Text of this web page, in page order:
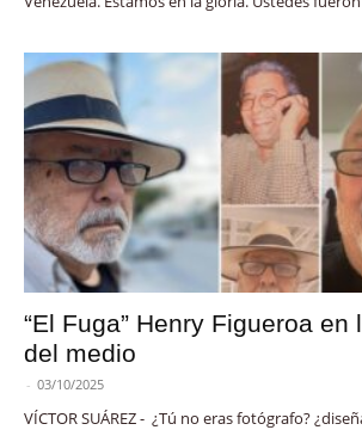
“El Fuga” Henry Figueroa en
del medio
- 03/10/2025
VÍCTOR SUÁREZ - ¿Tú no eras fotógrafo?